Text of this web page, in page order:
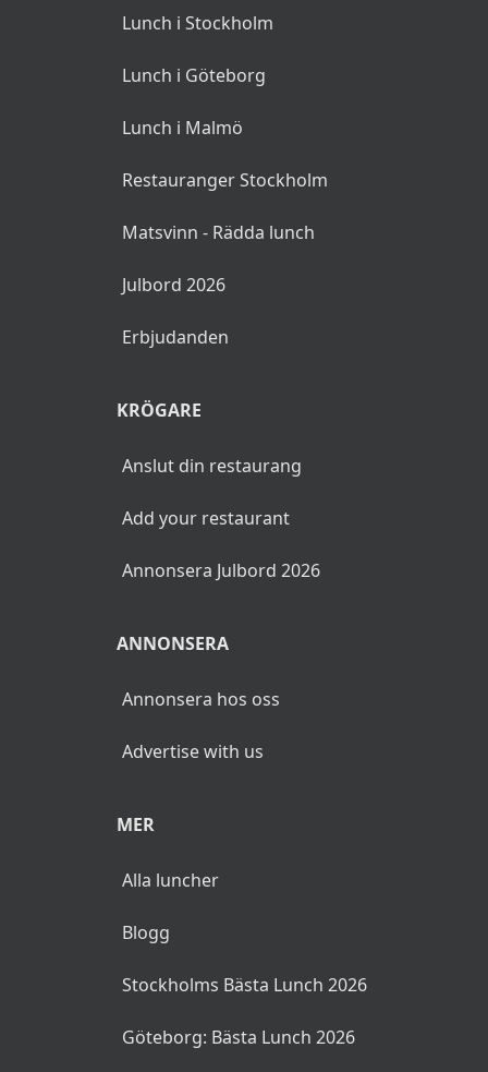
Lunch i Stockholm
Lunch i Göteborg
Lunch i Malmö
Restauranger Stockholm
Matsvinn - Rädda lunch
Julbord 2026
Erbjudanden
KRÖGARE
Anslut din restaurang
Add your restaurant
Annonsera Julbord 2026
ANNONSERA
Annonsera hos oss
Advertise with us
MER
Alla luncher
Blogg
Stockholms Bästa Lunch 2026
Göteborg: Bästa Lunch 2026